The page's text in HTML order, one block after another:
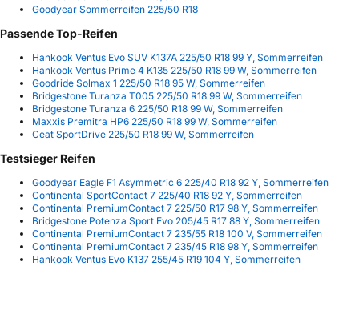
Goodyear Sommerreifen 225/50 R18
Passende Top-Reifen
Hankook Ventus Evo SUV K137A 225/50 R18 99 Y, Sommerreifen
Hankook Ventus Prime 4 K135 225/50 R18 99 W, Sommerreifen
Goodride Solmax 1 225/50 R18 95 W, Sommerreifen
Bridgestone Turanza T005 225/50 R18 99 W, Sommerreifen
Bridgestone Turanza 6 225/50 R18 99 W, Sommerreifen
Maxxis Premitra HP6 225/50 R18 99 W, Sommerreifen
Ceat SportDrive 225/50 R18 99 W, Sommerreifen
Testsieger Reifen
Goodyear Eagle F1 Asymmetric 6 225/40 R18 92 Y, Sommerreifen
Continental SportContact 7 225/40 R18 92 Y, Sommerreifen
Continental PremiumContact 7 225/50 R17 98 Y, Sommerreifen
Bridgestone Potenza Sport Evo 205/45 R17 88 Y, Sommerreifen
Continental PremiumContact 7 235/55 R18 100 V, Sommerreifen
Continental PremiumContact 7 235/45 R18 98 Y, Sommerreifen
Hankook Ventus Evo K137 255/45 R19 104 Y, Sommerreifen